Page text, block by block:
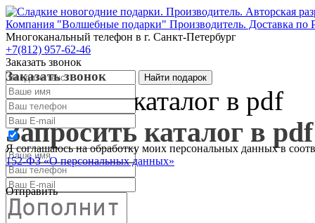
Компания "Волшебные подарки" Производитель. Доставка по
Многоканальный телефон в г. Санкт-Петербург
+7(812) 957-62-46
Заказать звонок
Заказать звонок
Я соглашаюсь на обработку моих персональных данных в
152-ФЗ «О персональных данных»
Отправить
Запросить каталог в pdf
Запросить каталог в pdf